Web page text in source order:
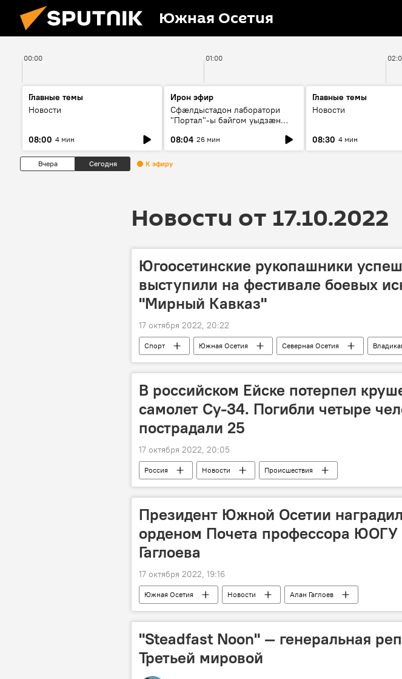
Южная Осетия
00:00 01:00
Главные темы
Новости
08:00 4 мин
Ирон эфир
Сфæлдыстадон лаборатори
"Портал"-ы байгом уыдзæн
Æхсары куыстыты равдыст
08:04 26 мин
Главные темы
Новости
08:30 4 мин
Вчера Сегодня К эфиру
Новости от 17.10.2022
Югоосетинские рукопашники
выступили на фестивале боевых
"Мирный Кавказ"
17 октября 2022, 20:22
Спорт Южная Осетия Северная Осетия
В российском Ейске потерпел
самолет Су-34. Погибли четыре
пострадали 25
17 октября 2022, 20:05
Россия Новости Происшествия
Президент Южной Осетии наградил
орденом Почета профессора ЮОГУ
Гаглоева
17 октября 2022, 19:16
Южная Осетия Новости Алан Гаглоев
"Steadfast Noon" — генеральная
Третьей мировой